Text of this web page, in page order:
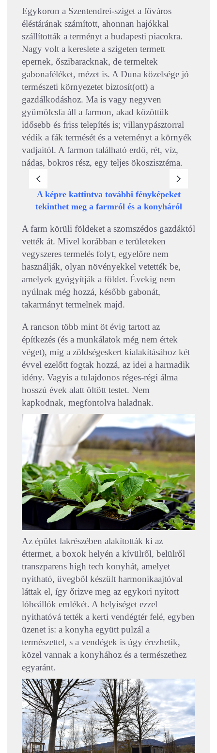
Egykoron a Szentendrei-sziget a főváros
éléstárának számított, ahonnan hajókkal
szállították a terményt a budapesti piacokra.
Nagy volt a kereslete a szigeten termett
epernek, őszibaracknak, de termeltek
gabonaféléket, mézet is. A Duna közelsége jó
természeti környezetet biztosít(ott) a
gazdálkodáshoz. Ma is vagy negyven
gyümölcsfa áll a farmon, akad közöttük
idősebb és friss telepítés is; villanypásztorral
védik a fák termését és a veteményt a környék
vadjaitól. A farmon található erdő, rét, víz,
nádas, bokros rész, egy teljes ökoszisztéma.
A képre kattintva további fényképeket
tekinthet meg a farmról és a konyháról
A farm körüli földeket a szomszédos gazdáktól
vették át. Mivel korábban e területeken
vegyszeres termelés folyt, egyelőre nem
használják, olyan növényekkel vetették be,
amelyek gyógyítják a földet. Évekig nem
nyúlnak még hozzá, később gabonát,
takarmányt termelnek majd.
A rancson több mint öt évig tartott az
építkezés (és a munkálatok még nem értek
véget), míg a zöldségeskert kialakításához két
évvel ezelőtt fogtak hozzá, az idei a harmadik
idény. Vagyis a tulajdonos réges-régi álma
hosszú évek alatt öltött testet. Nem
kapkodnak, megfontolva haladnak.
Az épület lakrészében alakították ki az
éttermet, a boxok helyén a kívülről, belülről
transzparens high tech konyhát, amelyet
nyitható, üvegből készült harmonikaajtóval
láttak el, így őrizve meg az egykori nyitott
lóbeállók emlékét. A helyiséget ezzel
nyithatóvá tették a kerti vendégtér felé, egyben
üzenet is: a konyha együtt pulzál a
természettel, s a vendégek is úgy érezhetik,
közel vannak a konyhához és a természethez
egyaránt.